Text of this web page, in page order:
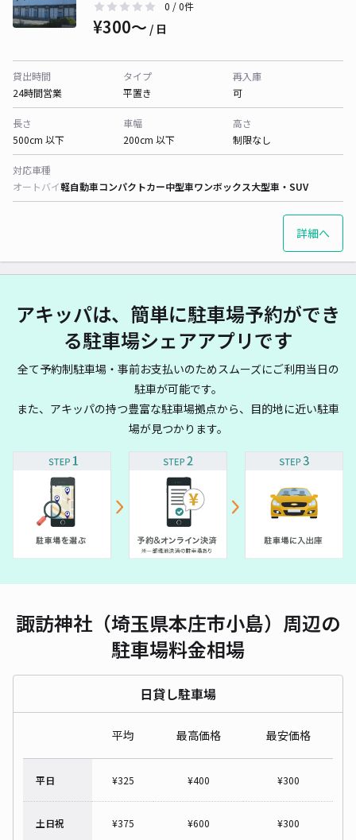
0 / 0件
¥300〜 / 日
貸出時間
24時間営業
タイプ
平置き
再入庫
可
長さ
500cm 以下
車幅
200cm 以下
高さ
制限なし
対応車種
オートバイ軽自動車コンパクトカー中型車ワンボックス大型車・SUV
詳細へ
アキッパは、簡単に駐車場予約ができ
る駐車場シェアアプリです
全て予約制駐車場・事前お支払いのためスムーズにご利用当日の
駐車が可能です。
また、アキッパの持つ豊富な駐車場拠点から、目的地に近い駐車
場が見つかります。
諏訪神社（埼玉県本庄市小島）周辺の
駐車場料金相場
日貸し駐車場
平均 最高価格 最安価格
平日 ¥325 ¥400 ¥300
土日祝 ¥375 ¥600 ¥300